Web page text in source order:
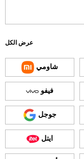
عرض الكل
شاومي
فيفو
جوجل
ايتل